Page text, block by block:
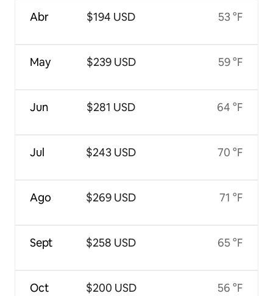
Abr
May
Jun
Jul
Ago
Sept
Oct
$194 USD
$239 USD
$281 USD
$243 USD
$269 USD
$258 USD
$200 USD
53 °F
59 °F
64 °F
70 °F
71 °F
65 °F
56 °F